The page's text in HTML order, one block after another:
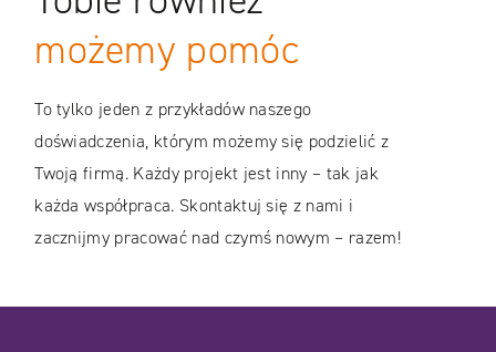
możemy pomóc
To tylko jeden z przykładów naszego
doświadczenia, którym możemy się podzielić z
Twoją firmą. Każdy projekt jest inny – tak jak
każda współpraca. Skontaktuj się z nami i
zacznijmy pracować nad czymś nowym – razem!